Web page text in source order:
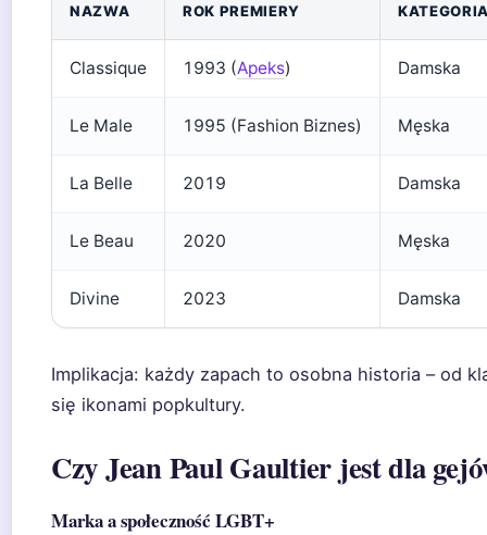
NAZWA ROK PREMIERY
Classique 1993 (Apeks) Damska
Le Male 1995 (Fashion Biznes) Męska
La Belle 2019 Damska
Le Beau 2020 Męska
Divine 2023 Damska
Implikacja: każdy zapach to osobna historia – od
się ikonami popkultury.
Czy Jean Paul Gaultier jest dla
Marka a społeczność LGBT+